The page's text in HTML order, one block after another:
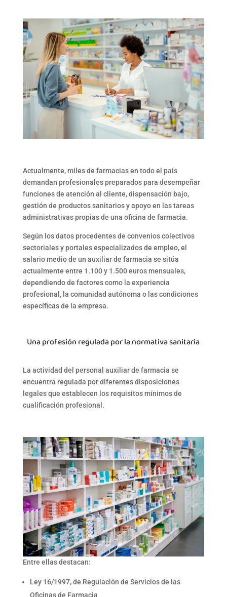
Actualmente, miles de farmacias en todo el país
demandan profesionales preparados para desempeñar
funciones de atención al cliente,dispensación bajo,
gestión de productos sanitariosyapoyo en las tareas
administrativas propiasde una oficina de farmacia.
Según los datos procedentes de convenios colectivos
sectoriales y portales especializados de empleo, el
salario mediode un auxiliar de farmacia se sitúa
actualmente entre 1.100 y 1.500 eurosmensuales,
dependiendo de factores como la experiencia
profesional, la comunidad autónoma o las condiciones
específicas de la empresa.
Una profesión regulada por la normativa sanitaria
La actividad del personal auxiliar de farmacia se
encuentra regulada por diferentes disposiciones
legales que establecen los requisitos mínimos de
cualificación profesional.
Entre ellas destacan:
Ley 16/1997, de Regulación de Servicios de las
Oficinas de Farmacia